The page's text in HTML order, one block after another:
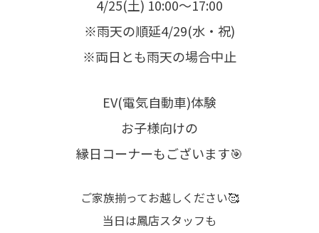
4/25(土) 10:00〜17:00
※雨天の順延4/29(水・祝)
※両日とも雨天の場合中止
EV(電気自動車)体験
お子様向けの
縁日コーナーもございます🎯
ご家族揃ってお越しください🥰
当日は鳳店スタッフも